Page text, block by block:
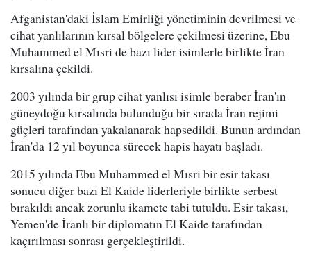
Afganistan'daki İslam Emirliği yönetiminin devrilmesi ve
cihat yanlılarının kırsal bölgelere çekilmesi üzerine, Ebu
Muhammed el Mısri de bazı lider isimlerle birlikte İran
kırsalına çekildi.
2003 yılında bir grup cihat yanlısı isimle beraber İran'ın
güneydoğu kırsalında bulunduğu bir sırada İran rejimi
güçleri tarafından yakalanarak hapsedildi. Bunun ardından
İran'da 12 yıl boyunca sürecek hapis hayatı başladı.
2015 yılında Ebu Muhammed el Mısri bir esir takası
sonucu diğer bazı El Kaide liderleriyle birlikte serbest
bırakıldı ancak zorunlu ikamete tabi tutuldu. Esir takası,
Yemen'de İranlı bir diplomatın El Kaide tarafından
kaçırılması sonrası gerçekleştirildi.